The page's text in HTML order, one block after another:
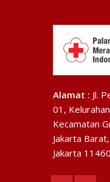
Alamat : Jl.
01,
Kecamatan
Jakarta
Jakarta 11460